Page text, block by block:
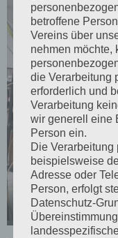
betroffene
Vereins über
nehmen möchte,
die Verarbeitung
erforderlich und
Verarbeitung
wir generell eine
Person ein.
Die
beispielsweise
Adresse oder
Person, erfolgt
Datenschutz-